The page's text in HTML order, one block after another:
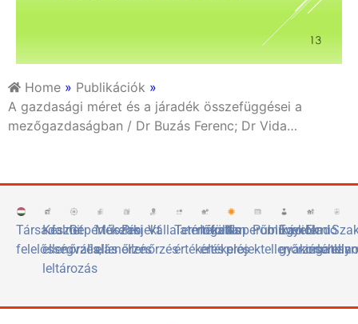
Home » Publikációk »
A gazdasági méret és a járadék összefüggései a
mezőgazdaságban / Dr Buzás Ferenc; Dr Vida…
Társadalmi
felelősségvállalás
Készlet
ellenőrzés,
leltározás
Gépértékelés
Műszaki
ellenőrzés
Projekt
ellenőrzés
Vállalatértékelés
Termőföld
értékelés
Ingatlan
értékelés
Naperőművek
projektellenőrzése
Publikációk
Egyetemi
gyakorlóhely
Eladó